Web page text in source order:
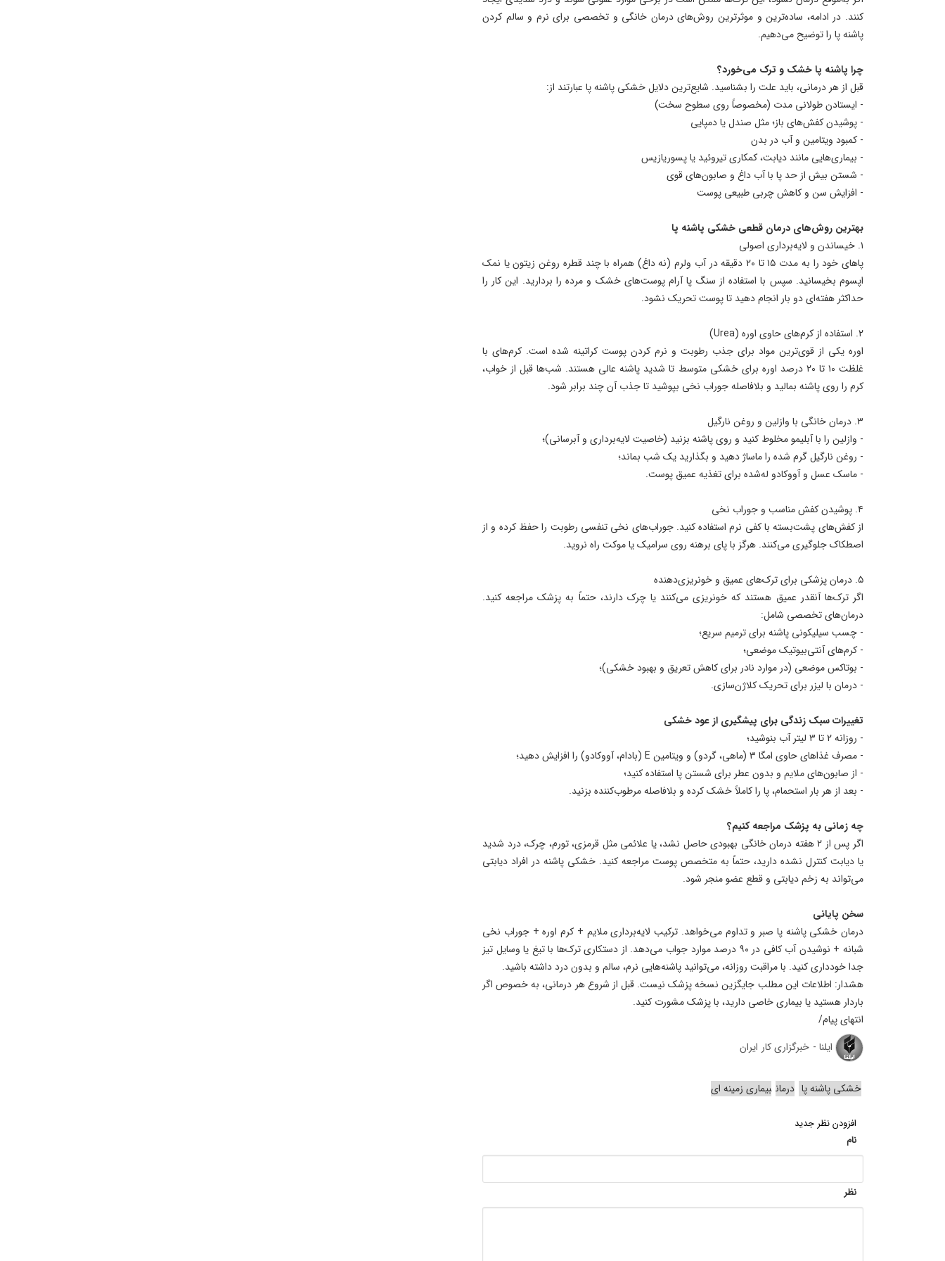
کنند. در ادامه، ساده‌ترین و موثرترین روش‌های درمان خانگی و تخصصی برای نرم و سالم کردن
پاشنه پا را توضیح می‌دهیم.
چرا پاشنه پا خشک و ترک می‌خورد؟
قبل از هر درمانی، باید علت را بشناسید. شایع‌ترین دلایل خشکی پاشنه پا عبارتند از:
- ایستادن طولانی مدت (مخصوصاً روی سطوح سخت)
- پوشیدن کفش‌های باز؛ مثل صندل یا دمپایی
- کمبود ویتامین و آب در بدن
- بیماری‌هایی مانند دیابت، کمکاری تیروئید یا پسوریازیس
- شستن بیش از حد پا با آب داغ و صابون‌های قوی
- افزایش سن و کاهش چربی طبیعی پوست
بهترین روش‌های درمان قطعی خشکی پاشنه پا
۱. خیساندن و لایه‌برداری اصولی
پاهای خود را به مدت ۱۵ تا ۲۰ دقیقه در آب ولرم (نه داغ) همراه با چند قطره روغن زیتون یا نمک
اپسوم بخیسانید. سپس با استفاده از سنگ پا آرام پوست‌های خشک و مرده را بردارید. این کار را
حداکثر هفته‌ای دو بار انجام دهید تا پوست تحریک نشود.
۲. استفاده از کرم‌های حاوی اوره (Urea)
اوره یکی از قوی‌ترین مواد برای جذب رطوبت و نرم کردن پوست کراتینه شده است. کرم‌های با
غلظت ۱۰ تا ۲۰ درصد اوره برای خشکی متوسط تا شدید پاشنه عالی هستند. شب‌ها قبل از خواب،
کرم را روی پاشنه بمالید و بلافاصله جوراب نخی بپوشید تا جذب آن چند برابر شود.
۳. درمان خانگی با وازلین و روغن نارگیل
- وازلین را با آبلیمو مخلوط کنید و روی پاشنه بزنید (خاصیت لایه‌برداری و آبرسانی)؛
- روغن نارگیل گرم شده را ماساژ دهید و بگذارید یک شب بماند؛
- ماسک عسل و آووکادو له‌شده برای تغذیه عمیق پوست.
۴. پوشیدن کفش مناسب و جوراب نخی
از کفش‌های پشت‌بسته با کفی نرم استفاده کنید. جوراب‌های نخی تنفسی رطوبت را حفظ کرده و از
اصطکاک جلوگیری می‌کنند. هرگز با پای برهنه روی سرامیک یا موکت راه نروید.
۵. درمان پزشکی برای ترک‌های عمیق و خونریزی‌دهنده
اگر ترک‌ها آنقدر عمیق هستند که خونریزی می‌کنند یا چرک دارند، حتماً به پزشک مراجعه کنید.
درمان‌های تخصصی شامل:
- چسب سیلیکونی پاشنه برای ترمیم سریع؛
- کرم‌های آنتی‌بیوتیک موضعی؛
- بوتاکس موضعی (در موارد نادر برای کاهش تعریق و بهبود خشکی)؛
- درمان با لیزر برای تحریک کلاژن‌سازی.
تغییرات سبک زندگی برای پیشگیری از عود خشکی
- روزانه ۲ تا ۳ لیتر آب بنوشید؛
- مصرف غذاهای حاوی امگا ۳ (ماهی، گردو) و ویتامین E (بادام، آووکادو) را افزایش دهید؛
- از صابون‌های ملایم و بدون عطر برای شستن پا استفاده کنید؛
- بعد از هر بار استحمام، پا را کاملاً خشک کرده و بلافاصله مرطوب‌کننده بزنید.
چه زمانی به پزشک مراجعه کنیم؟
اگر پس از ۲ هفته درمان خانگی بهبودی حاصل نشد، یا علائمی مثل قرمزی، تورم، چرک، درد شدید
یا دیابت کنترل نشده دارید، حتماً به متخصص پوست مراجعه کنید. خشکی پاشنه در افراد دیابتی
می‌تواند به زخم دیابتی و قطع عضو منجر شود.
سخن پایانی
درمان خشکی پاشنه پا صبر و تداوم می‌خواهد. ترکیب لایه‌برداری ملایم + کرم اوره + جوراب نخی
شبانه + نوشیدن آب کافی در ۹۰ درصد موارد جواب می‌دهد. از دستکاری ترک‌ها با تیغ یا وسایل تیز
جدا خودداری کنید. با مراقبت روزانه، می‌توانید پاشنه‌هایی نرم، سالم و بدون درد داشته باشید.
هشدار: اطلاعات این مطلب جایگزین نسخه پزشک نیست. قبل از شروع هر درمانی، به خصوص اگر
باردار هستید یا بیماری خاصی دارید، با پزشک مشورت کنید.
انتهای پیام/
ایلنا - خبرگزاری کار ایران
خشکی پاشنه پا درمان بیماری زمینه ای
افزودن نظر جدید
نام
نظر